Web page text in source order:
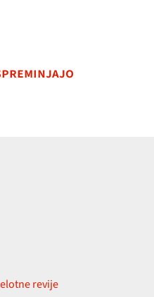
revije